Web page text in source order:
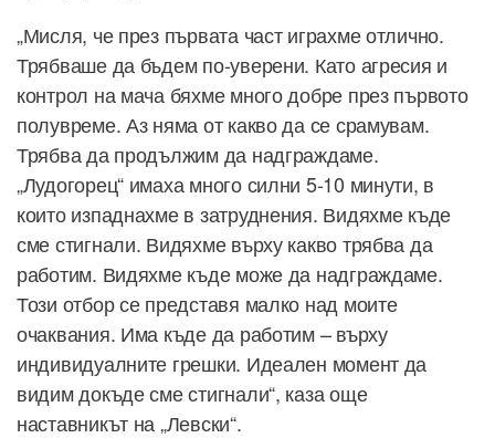
„Мисля, че през първата част играхме отлично.
Трябваше да бъдем по-уверени. Като агресия и
контрол на мача бяхме много добре през първото
полувреме. Аз няма от какво да се срамувам.
Трябва да продължим да надграждаме.
„Лудогорец“ имаха много силни 5-10 минути, в
които изпаднахме в затруднения. Видяхме къде
сме стигнали. Видяхме върху какво трябва да
работим. Видяхме къде може да надграждаме.
Този отбор се представя малко над моите
очаквания. Има къде да работим – върху
индивидуалните грешки. Идеален момент да
видим докъде сме стигнали“, каза още
наставникът на „Левски“.